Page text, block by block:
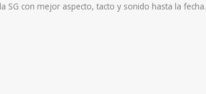
SG con mejor aspecto, tacto y sonido hasta la fecha.